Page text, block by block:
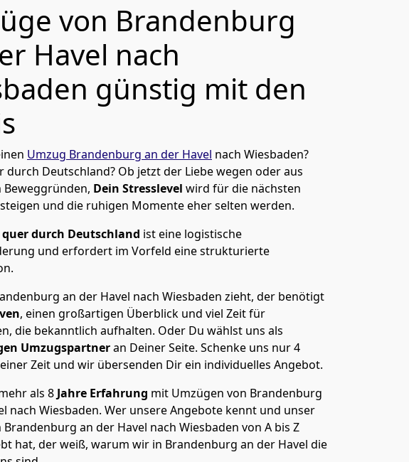
von Brandenburg
Havel nach
günstig mit den
Umzug Brandenburg an der Havel nach Wiesbaden?
durch Deutschland? Ob jetzt der Liebe wegen oder aus
Dein Stresslevel wird für die nächsten
und die ruhigen Momente eher selten werden.
quer durch Deutschland ist eine logistische
und erfordert im Vorfeld eine strukturierte
an der Havel nach Wiesbaden zieht, der benötigt
, einen großartigen Überblick und viel Zeit für
die bekanntlich aufhalten. Oder Du wählst uns als
Umzugspartneran Deiner Seite. Schenke uns nur4
Zeit und wir übersenden Dir ein individuelles Angebot.
als 8 Jahre Erfahrung mit Umzügen von Brandenburg
nach Wiesbaden. Wer unsere Angebote kennt und unser
an der Havel nach Wiesbaden von A bis Z
hat, der weiß, warum wir in Brandenburg an der Havel die